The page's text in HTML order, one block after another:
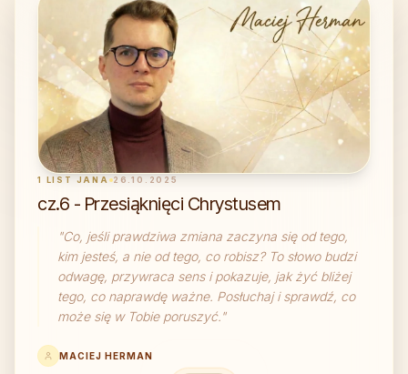
1 LIST JANA 26.10.2025
cz.6 - Przesiąknięci Chrystusem
"Co, jeśli prawdziwa zmiana zaczyna się od tego,
kim jesteś, a nie od tego, co robisz? To słowo budzi
odwagę, przywraca sens i pokazuje, jak żyć bliżej
tego, co naprawdę ważne. Posłuchaj i sprawdź, co
może się w Tobie poruszyć."
MACIEJ HERMAN